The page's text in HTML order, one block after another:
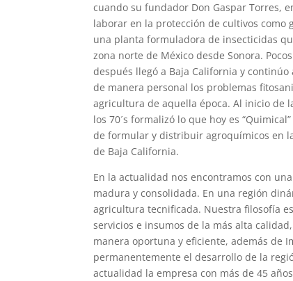
cuando su fundador Don Gaspar Torres,
laborar en la protección de cultivos como
una planta formuladora de insecticidas
zona norte de México desde Sonora.
después llegó a Baja California y
de manera personal los problemas
agricultura de aquella época. Al inicio de
los 70´s formalizó lo que hoy es
de formular y distribuir agroquímicos en
de Baja California.
En la actualidad nos encontramos con
madura y consolidada. En una región
agricultura tecnificada. Nuestra filosofía
servicios e insumos de la más alta
manera oportuna y eficiente, además de
permanentemente el desarrollo de la
actualidad la empresa con más de 45